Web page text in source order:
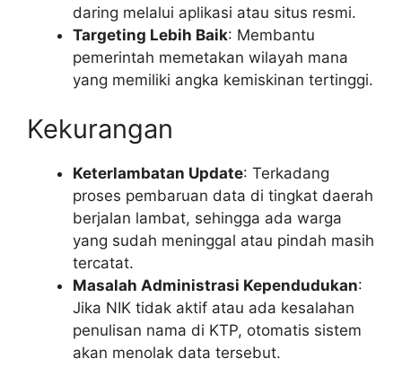
daring melalui aplikasi atau situs resmi.
Targeting Lebih Baik: Membantu
pemerintah memetakan wilayah mana
yang memiliki angka kemiskinan tertinggi.
Kekurangan
Keterlambatan Update: Terkadang
proses pembaruan data di tingkat daerah
berjalan lambat, sehingga ada warga
yang sudah meninggal atau pindah masih
tercatat.
Masalah Administrasi Kependudukan:
Jika NIK tidak aktif atau ada kesalahan
penulisan nama di KTP, otomatis sistem
akan menolak data tersebut.